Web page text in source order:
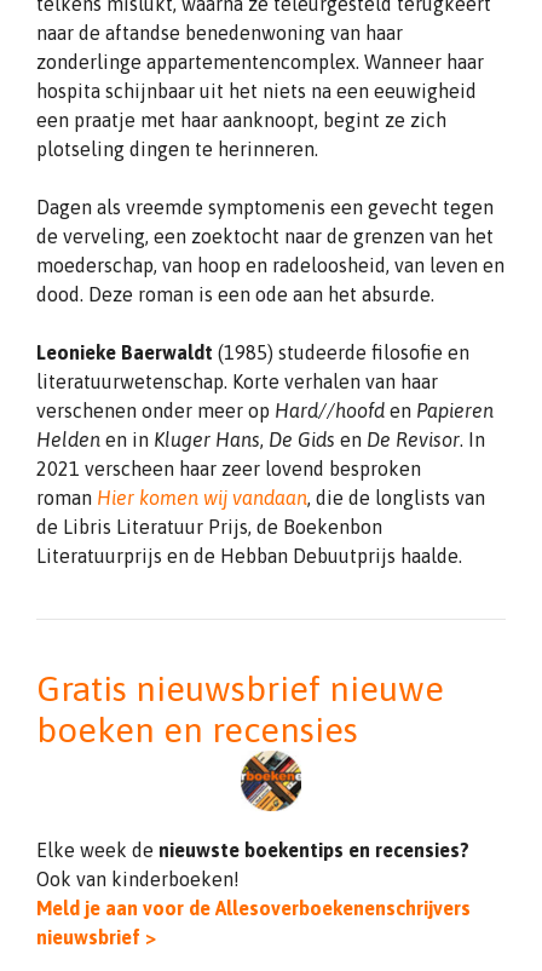
naar de aftandse benedenwoning van haar
zonderlinge appartementencomplex. Wanneer haar
hospita schijnbaar uit het niets na een eeuwigheid
een praatje met haar aanknoopt, begint ze zich
plotseling dingen te herinneren.
Dagen als vreemde symptomenis een gevecht tegen
de verveling, een zoektocht naar de grenzen van het
moederschap, van hoop en radeloosheid, van leven en
dood. Deze roman is een ode aan het absurde.
Leonieke Baerwaldt (1985) studeerde filosofie en
literatuurwetenschap. Korte verhalen van haar
verschenen onder meer op Hard//hoofd en Papieren
Helden en in Kluger Hans, De Gids en De Revisor. In
2021 verscheen haar zeer lovend besproken
roman Hier komen wij vandaan, die de longlists van
de Libris Literatuur Prijs, de Boekenbon
Literatuurprijs en de Hebban Debuutprijs haalde.
Gratis nieuwsbrief nieuwe
boeken en recensies
Elke week de nieuwste boekentips en recensies?
Ook van kinderboeken!
Meld je aan voor de Allesoverboekenenschrijvers
nieuwsbrief >